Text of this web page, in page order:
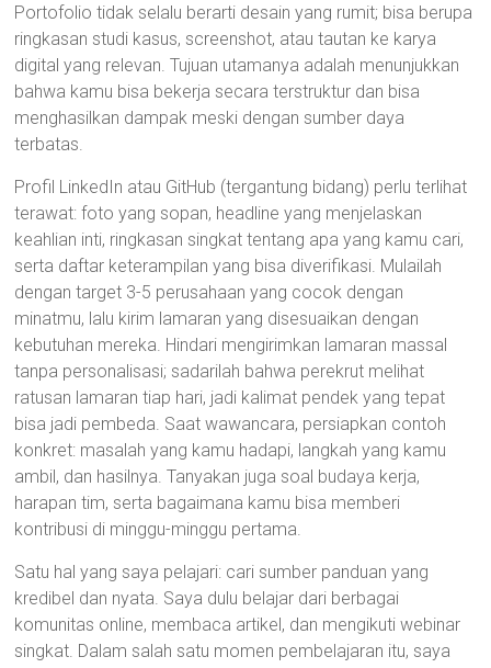
Portofolio tidak selalu berarti desain yang rumit; bisa berupa
ringkasan studi kasus, screenshot, atau tautan ke karya
digital yang relevan. Tujuan utamanya adalah menunjukkan
bahwa kamu bisa bekerja secara terstruktur dan bisa
menghasilkan dampak meski dengan sumber daya
terbatas.
Profil LinkedIn atau GitHub (tergantung bidang) perlu terlihat
terawat: foto yang sopan, headline yang menjelaskan
keahlian inti, ringkasan singkat tentang apa yang kamu cari,
serta daftar keterampilan yang bisa diverifikasi. Mulailah
dengan target 3-5 perusahaan yang cocok dengan
minatmu, lalu kirim lamaran yang disesuaikan dengan
kebutuhan mereka. Hindari mengirimkan lamaran massal
tanpa personalisasi; sadarilah bahwa perekrut melihat
ratusan lamaran tiap hari, jadi kalimat pendek yang tepat
bisa jadi pembeda. Saat wawancara, persiapkan contoh
konkret: masalah yang kamu hadapi, langkah yang kamu
ambil, dan hasilnya. Tanyakan juga soal budaya kerja,
harapan tim, serta bagaimana kamu bisa memberi
kontribusi di minggu-minggu pertama.
Satu hal yang saya pelajari: cari sumber panduan yang
kredibel dan nyata. Saya dulu belajar dari berbagai
komunitas online, membaca artikel, dan mengikuti webinar
singkat. Dalam salah satu momen pembelajaran itu, saya